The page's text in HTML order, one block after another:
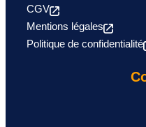
CGV
Mentions légales
Politique de confidentialité